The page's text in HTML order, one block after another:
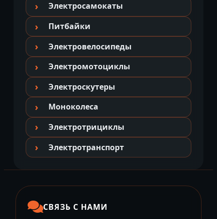
Электросамокаты
Питбайки
Электровелосипеды
Электромотоциклы
Электроскутеры
Моноколеса
Электротрициклы
Электротранспорт
СВЯЗЬ С НАМИ